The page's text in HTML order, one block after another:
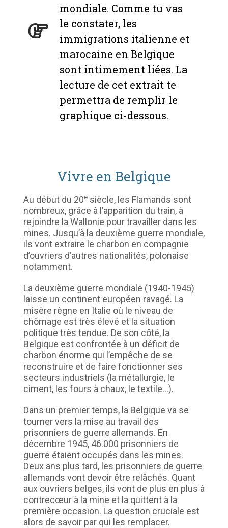
mondiale. Comme tu vas
le constater, les
immigrations italienne et
marocaine en Belgique
sont intimement liées. La
lecture de cet extrait te
permettra de remplir le
graphique ci-dessous.
Vivre en Belgique
Au début du 20e siècle, les Flamands sont
nombreux, grâce à l’apparition du train, à
rejoindre la Wallonie pour travailler dans les
mines. Jusqu’à la deuxième guerre mondiale,
ils vont extraire le charbon en compagnie
d’ouvriers d’autres nationalités, polonaise
notamment.
La deuxième guerre mondiale (1940-1945)
laisse un continent européen ravagé. La
misère règne en Italie où le niveau de
chômage est très élevé et la situation
politique très tendue. De son côté, la
Belgique est confrontée à un déficit de
charbon énorme qui l’empêche de se
reconstruire et de faire fonctionner ses
secteurs industriels (la métallurgie, le
ciment, les fours à chaux, le textile…).
Dans un premier temps, la Belgique va se
tourner vers la mise au travail des
prisonniers de guerre allemands. En
décembre 1945, 46.000 prisonniers de
guerre étaient occupés dans les mines.
Deux ans plus tard, les prisonniers de guerre
allemands vont devoir être relâchés. Quant
aux ouvriers belges, ils vont de plus en plus à
contrecœur à la mine et la quittent à la
première occasion. La question cruciale est
alors de savoir par qui les remplacer.